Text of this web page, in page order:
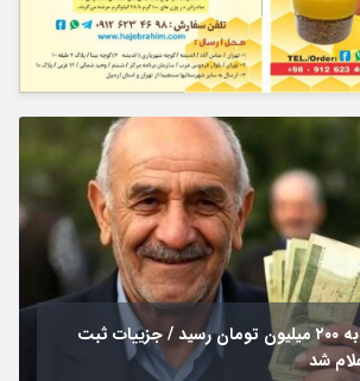
وام بازنشستگان به ۲۰۰ میلیون تومان رسید / جزییات ثبت